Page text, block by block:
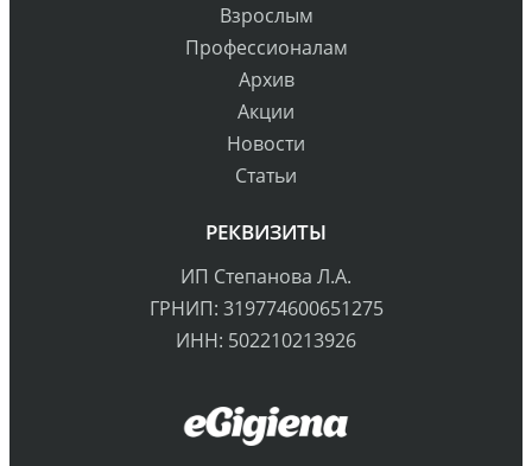
Взрослым
Профессионалам
Архив
Акции
Новости
Статьи
РЕКВИЗИТЫ
ИП Степанова Л.А.
ГРНИП: 319774600651275
ИНН: 502210213926